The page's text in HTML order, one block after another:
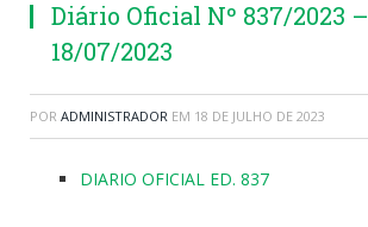
Diário Oficial Nº 837/2023 –
18/07/2023
POR ADMINISTRADOR EM 18 DE JULHO DE 2023
DIARIO OFICIAL ED. 837